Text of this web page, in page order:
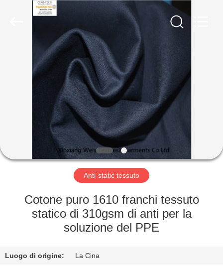
PRODOTTI
GIRO
FABBRICA
CONTROLLO
QUALITÀ
Anti-static tessuto
Cotone puro 1610 franchi tessuto
statico di 310gsm di anti per la
soluzione del PPE
Luogo di origine: La Cina